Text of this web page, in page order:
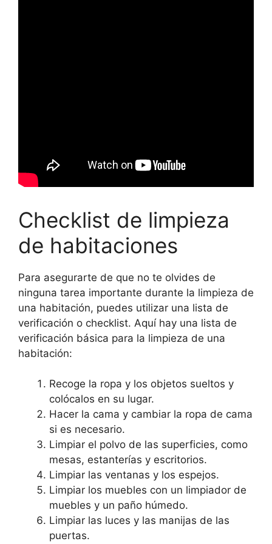
Checklist de limpieza
de habitaciones
Para asegurarte de que no te olvides de
ninguna tarea importante durante la limpieza de
una habitación, puedes utilizar una lista de
verificación o checklist. Aquí hay una lista de
verificación básica para la limpieza de una
habitación:
Recoge la ropa y los objetos sueltos y
colócalos en su lugar.
Hacer la cama y cambiar la ropa de cama
si es necesario.
Limpiar el polvo de las superficies, como
mesas, estanterías y escritorios.
Limpiar las ventanas y los espejos.
Limpiar los muebles con un limpiador de
muebles y un paño húmedo.
Limpiar las luces y las manijas de las
puertas.